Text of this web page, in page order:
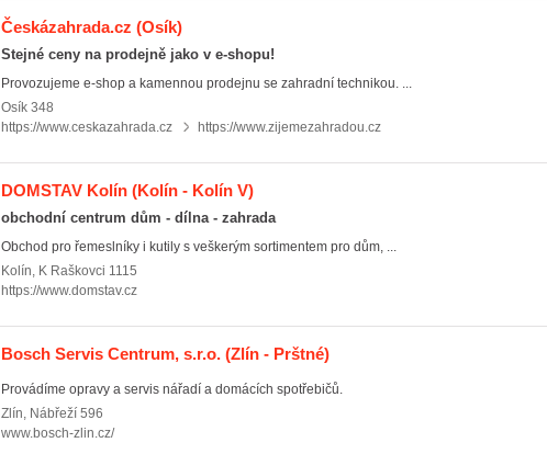
Českázahrada.cz (Osík)
Stejné ceny na prodejně jako v e-shopu!
Provozujeme e-shop a kamennou prodejnu se zahradní technikou. ...
Osík 348
https://www.ceskazahrada.cz
https://www.zijemezahradou.cz
DOMSTAV Kolín (Kolín - Kolín V)
obchodní centrum dům - dílna - zahrada
Obchod pro řemeslníky i kutily s veškerým sortimentem pro dům, ...
Kolín, K Raškovci 1115
https://www.domstav.cz
Bosch Servis Centrum, s.r.o. (Zlín - Prštné)
Provádíme opravy a servis nářadí a domácích spotřebičů.
Zlín, Nábřeží 596
www.bosch-zlin.cz/